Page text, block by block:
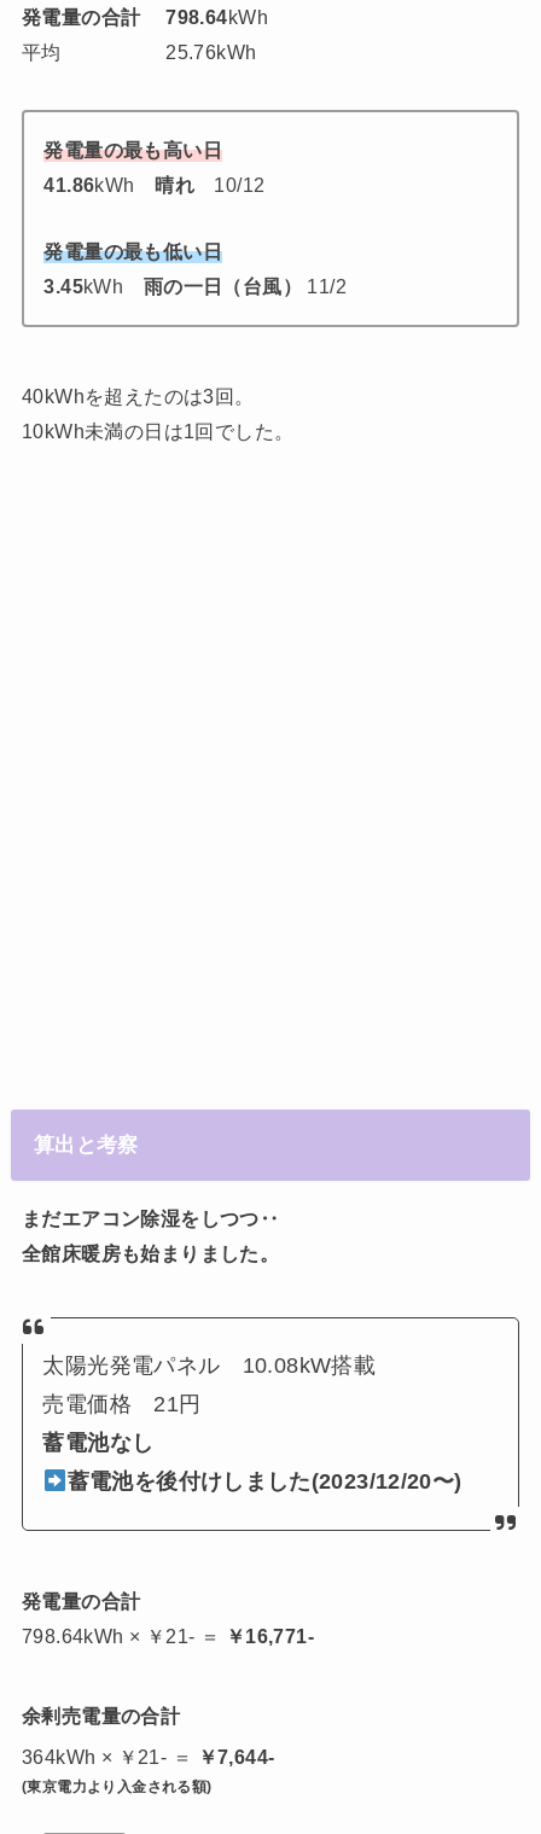
発電量の合計 798.64kWh
平均 25.76kWh
発電量の最も高い日
41.86kWh 晴れ10/12
発電量の最も低い日
3.45kWh 雨の一日（台風） 11/2
40kWhを超えたのは3回。
10kWh未満の日は1回でした。
算出と考察
まだエアコン除湿をしつつ‥
全館床暖房も始まりました。
太陽光発電パネル 10.08kW搭載
売電価格 21円
蓄電池なし
蓄電池を後付けしました(2023/12/20〜)
発電量の合計
798.64kWh × ￥21- ＝
￥16,771-
余剰売電量の合計
364kWh × ￥21- ＝
￥7,644-
(東京電力より入金される額)